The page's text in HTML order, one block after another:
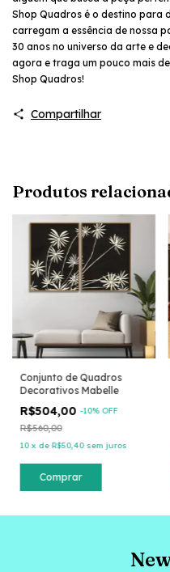
Shop Quadros é o destino para
carregam a essência de nossa
30 anos no universo da arte e
agora e traga um pouco mais
Shop Quadros!
Compartilhar
Produtos
Conjunto de Quadros
Decorativos Mabelle
R$504,00-10% OFF
R$560,00
10 x de R$50,40 sem juros
Comprar